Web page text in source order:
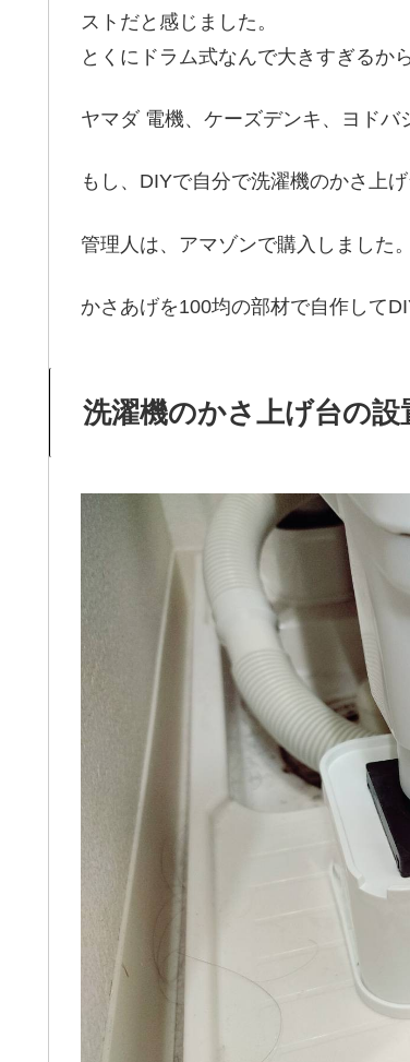
ストだと感じました。
とくにドラム式なんで大きすぎるか
ヤマダ 電機、ケーズデンキ、ヨドバ
もし、DIYで自分で洗濯機のかさ上
管理人は、アマゾンで購入しました。
かさあげを100均の部材で自作して
洗濯機のかさ上げ台の設